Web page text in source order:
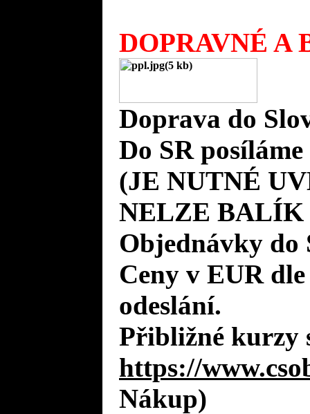
DOPRAVNÉ A
Doprava do
Do SR
(JE NUTNÉ
NELZE BALÍK
Objednávky do
Ceny v EUR
odeslání.
Přibližné kurzy
https://
Nákup)